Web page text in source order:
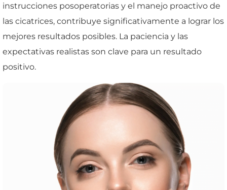
instrucciones posoperatorias y el manejo proactivo de
las cicatrices, contribuye significativamente a lograr los
mejores resultados posibles. La paciencia y las
expectativas realistas son clave para un resultado
positivo.